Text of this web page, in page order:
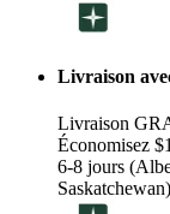
Livraison
Livraison
Économisez
6-8 jours
Saskatchewan)